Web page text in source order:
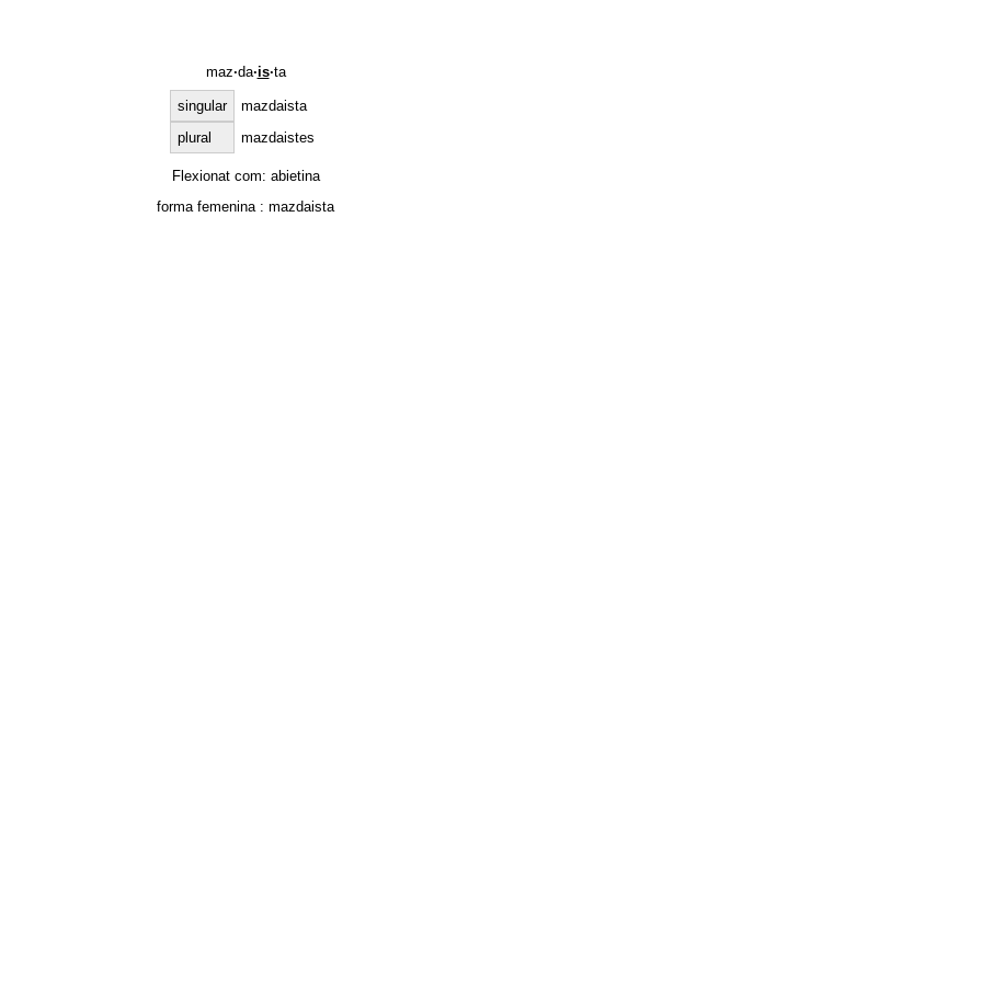
maz·da·is·ta
singular
mazdaista
plural
mazdaistes
Flexionat com: abietina
forma femenina : mazdaista